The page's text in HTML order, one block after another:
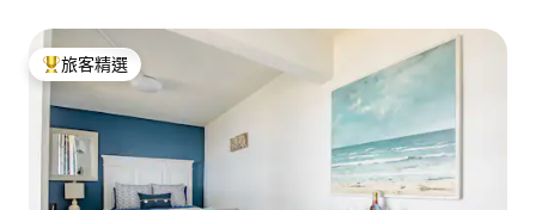
旅客精選榜首
旅客精選